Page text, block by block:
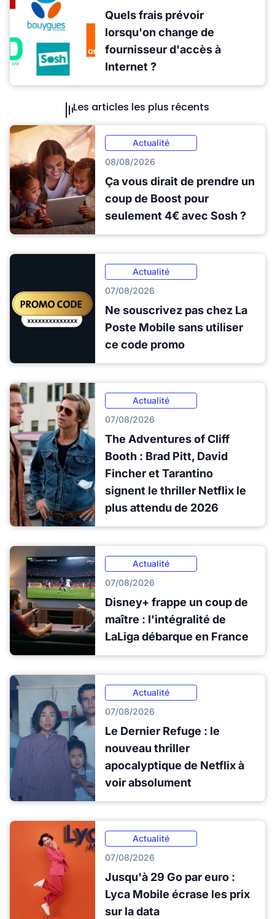
Quels frais prévoir
lorsqu'on change de
fournisseur d'accès à
Internet ?
Les articles les plus récents
Actualité
08/08/2026
Ça vous dirait de prendre un
coup de Boost pour
seulement 4€ avec Sosh ?
Actualité
07/08/2026
Ne souscrivez pas chez La
Poste Mobile sans utiliser
ce code promo
Actualité
07/08/2026
The Adventures of Cliff
Booth : Brad Pitt, David
Fincher et Tarantino
signent le thriller Netflix le
plus attendu de 2026
Actualité
07/08/2026
Disney+ frappe un coup de
maître : l'intégralité de
LaLiga débarque en France
Actualité
07/08/2026
Le Dernier Refuge : le
nouveau thriller
apocalyptique de Netflix à
voir absolument
Actualité
07/08/2026
Jusqu'à 29 Go par euro :
Lyca Mobile écrase les prix
sur la data